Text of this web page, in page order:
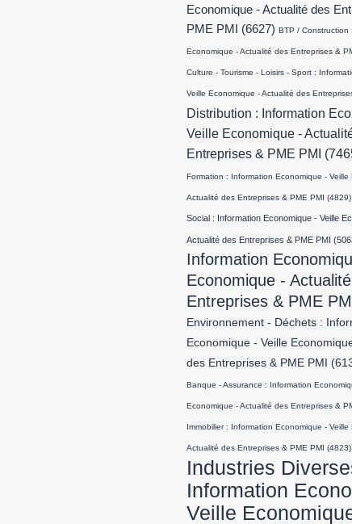
Economique - Actualité des
PME PMI
(6627) BTP / Construction
Economique - Actualité des Entreprises &
Culture - Tourisme - Loisirs - Sport :
Veille Economique - Actualité des
Distribution : Information
Veille Economique -
Entreprises & PME PMI
Formation : Information Economique - Veille
Actualité des Entreprises & PME PMI (4829)
Social : Information Economique - Veille
Actualité des Entreprises & PME PMI
Information
Economique -
Entreprises & PME
Environnement - Déchets :
Economique - Veille
des Entreprises & PME PMI
Banque - Assurance : Information
Economique - Actualité des Entreprises &
Immobilier : Information Economique - Veille
Actualité des Entreprises & PME PMI (4823)
Industries
Information
Veille